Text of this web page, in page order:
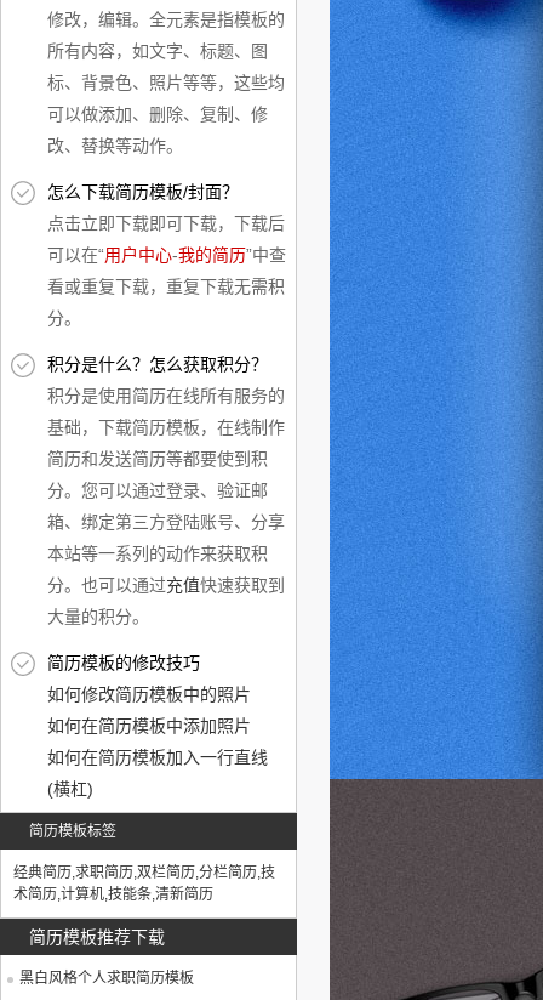
修改，编辑。全元素是指模板的
所有内容，如文字、标题、图
标、背景色、照片等等，这些均
可以做添加、删除、复制、修
改、替换等动作。
怎么下载简历模板/封面？
点击立即下载即可下载，下载后
可以在“用户中心-我的简历”中查
看或重复下载，重复下载无需积
分。
积分是什么？怎么获取积分？
积分是使用简历在线所有服务的
基础，下载简历模板，在线制作
简历和发送简历等都要使到积
分。您可以通过登录、验证邮
箱、绑定第三方登陆账号、分享
本站等一系列的动作来获取积
分。也可以通过充值快速获取到
大量的积分。
简历模板的修改技巧
如何修改简历模板中的照片
如何在简历模板中添加照片
如何在简历模板加入一行直线
(横杠)
简历模板标签
经典简历,求职简历,双栏简历,分栏简历,技
术简历,计算机,技能条,清新简历
简历模板推荐下载
黑白风格个人求职简历模板